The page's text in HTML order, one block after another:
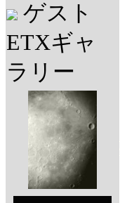
ゲスト
ETXギャ
ラリー